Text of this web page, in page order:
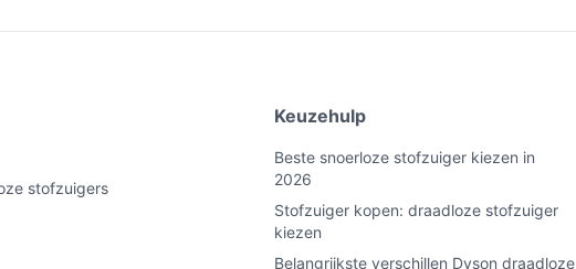
stofzuigers
Keuzehulp
Beste snoerloze stofzuiger kiezen in
2026
Stofzuiger kopen: draadloze stofzuiger
kiezen
Belangrijkste verschillen Dyson draadloze